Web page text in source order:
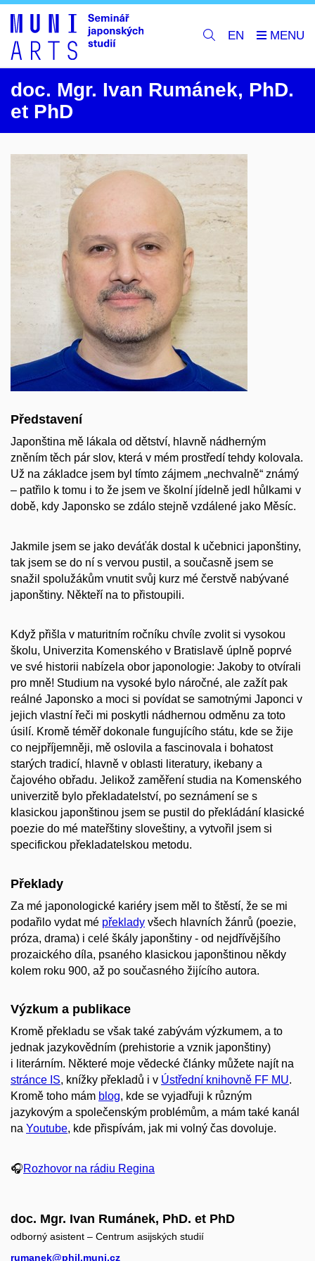
EN
doc. Mgr. Ivan Rumánek, PhD.
et PhD
Představení
Japonština mě lákala od dětství, hlavně nádherným
zněním těch pár slov, která v mém prostředí tehdy kolovala.
Už na základce jsem byl tímto zájmem „nechvalně“ známý
– patřilo k tomu i to že jsem ve školní jídelně jedl hůlkami v
době, kdy Japonsko se zdálo stejně vzdálené jako Měsíc.
Jakmile jsem se jako deváťák dostal k učebnici japonštiny,
tak jsem se do ní s vervou pustil, a současně jsem se
snažil spolužákům vnutit svůj kurz mé čerstvě nabývané
japonštiny. Někteří na to přistoupili.
Když přišla v maturitním ročníku chvíle zvolit si vysokou
školu, Univerzita Komenského v Bratislavě úplně poprvé
ve své historii nabízela obor japonologie: Jakoby to otvírali
pro mně! Studium na vysoké bylo náročné, ale zažít pak
reálné Japonsko a moci si povídat se samotnými Japonci v
jejich vlastní řeči mi poskytli nádhernou odměnu za toto
úsilí. Kromě téměř dokonale fungujícího státu, kde se žije
co nejpříjemněji, mě oslovila a fascinovala i bohatost
starých tradicí, hlavně v oblasti literatury, ikebany a
čajového obřadu. Jelikož zaměření studia na Komenského
univerzitě bylo překladatelství, po seznámení se s
klasickou japonštinou jsem se pustil do překládání klasické
poezie do mé mateřštiny sloveštiny, a vytvořil jsem si
specifickou překladatelskou metodu.
Překlady
Za mé japonologické kariéry jsem měl to štěstí, že se mi
podařilo vydat mé překlady všech hlavních žánrů (poezie,
próza, drama) i celé škály japonštiny - od nejdřívějšího
prozaického díla, psaného klasickou japonštinou někdy
kolem roku 900, až po současného žijícího autora.
Výzkum a publikace
Kromě překladu se však také zabývám výzkumem, a to
jednak jazykovědním (prehistorie a vznik japonštiny)
i literárním. Některé moje vědecké články můžete najít na
stránce IS, knížky překladů i v Ústřední knihovně FF MU.
Kromě toho mám blog, kde se vyjadřuji k různým
jazykovým a společenským problémům, a mám také kanál
na Youtube, kde přispívám, jak mi volný čas dovoluje.
🎧Rozhovor na rádiu Regina
doc. Mgr. Ivan Rumánek, PhD. et PhD
odborný asistent – Centrum asijských studií
rumanek@phil.muni.cz